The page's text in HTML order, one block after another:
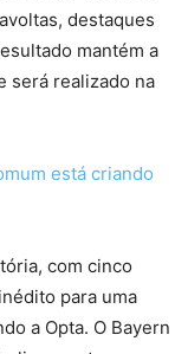
destaques
mantém a
será realizado na
está criando
com cinco
para uma
a Opta. O Bayern